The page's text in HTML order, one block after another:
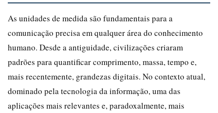
As unidades de medida são fundamentais para a
comunicação precisa em qualquer área do conhecimento
humano. Desde a antiguidade, civilizações criaram
padrões para quantificar comprimento, massa, tempo e,
mais recentemente, grandezas digitais. No contexto atual,
dominado pela tecnologia da informação, uma das
aplicações mais relevantes e, paradoxalmente, mais